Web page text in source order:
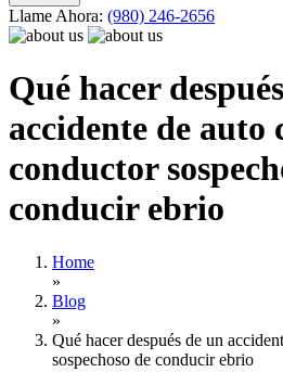
Llame Ahora: (980) 246-2656
Qué hacer
accidente de auto
conductor
conducir ebrio
Home
»
Blog
»
Qué hacer después de un
sospechoso de conducir ebrio